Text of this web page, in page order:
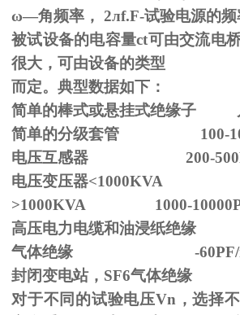
ω—角频率， 2лf.F-试验电源的频
被试设备的电容量ct可由交流电
很大，可由设备的类型
而定。典型数据如下：
简单的棒式或悬挂式绝缘子
简单的分级套管 100-
电压互感器 200-
电压变压器<1000KVA -
>1000KVA 1000-
高压电力电缆和油浸纸绝缘
气体绝缘 -60PF/
封闭变电站，SF6气体绝缘
对于不同的试验电压Vn ，选择